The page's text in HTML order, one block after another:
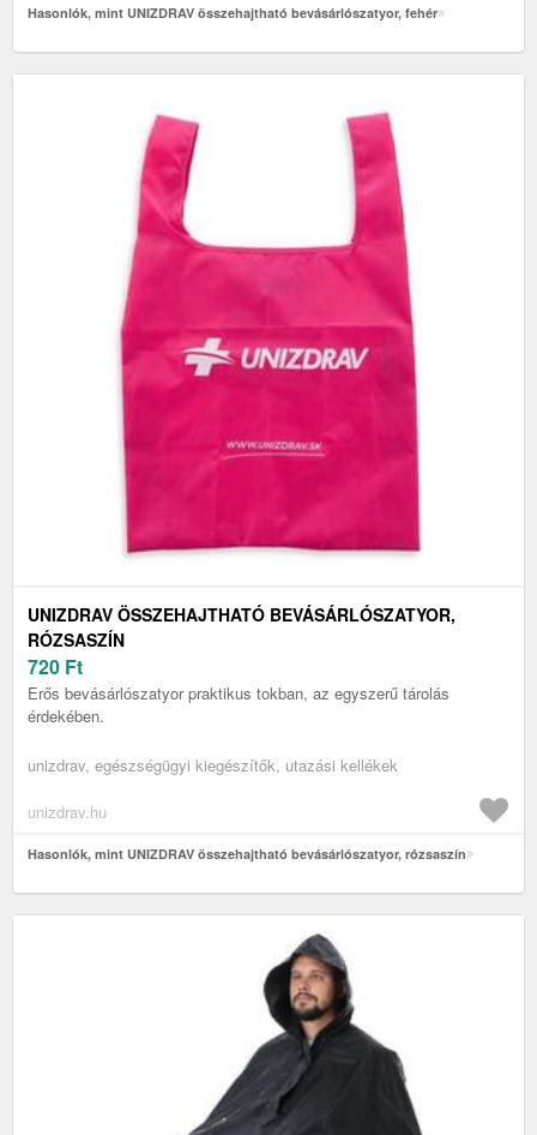
Hasonlók, mint UNIZDRAV összehajtható bevásárlószatyor, fehér
UNIZDRAV ÖSSZEHAJTHATÓ BEVÁSÁRLÓSZATYOR,
RÓZSASZÍN
720 Ft
Erős bevásárlószatyor praktikus tokban, az egyszerű tárolás
érdekében.
unizdrav, egészségügyi kiegészítők, utazási kellékek
unizdrav.hu
Hasonlók, mint UNIZDRAV összehajtható bevásárlószatyor, rózsaszín